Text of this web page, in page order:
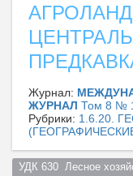
Журнал:
ЖУРНАЛ Том 8 №
Рубрики: 1.6.20.
УДК 630  Лесное